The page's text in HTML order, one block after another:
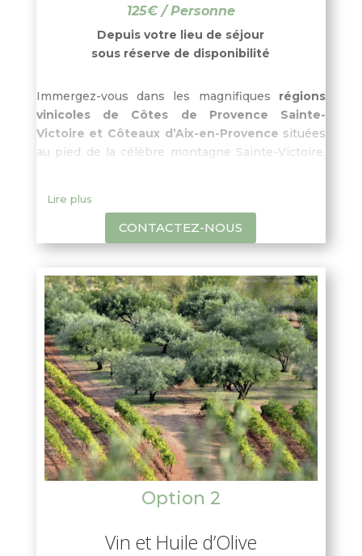
125€ / Personne
Depuis votre lieu de séjour
sous réserve de disponibilité
Immergez-vous dans les magnifiques régions
vinicoles de Côtes de Provence Sainte-
Victoire et Côteaux d’Aix-en-Provence situées
au pied de la célèbre montagne Sainte-Victoire.
méthodes de vinification
caves de domaines familiaux. Profitez également
d’un temps libre dans l’élégante ville d’Aix-en-
Lire plus
CONTACTEZ-NOUS
Option 2
Vin et Huile d’Olive